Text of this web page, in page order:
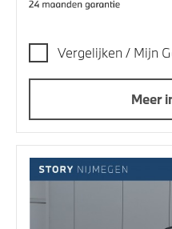
Vergelijken / Mijn
Meer